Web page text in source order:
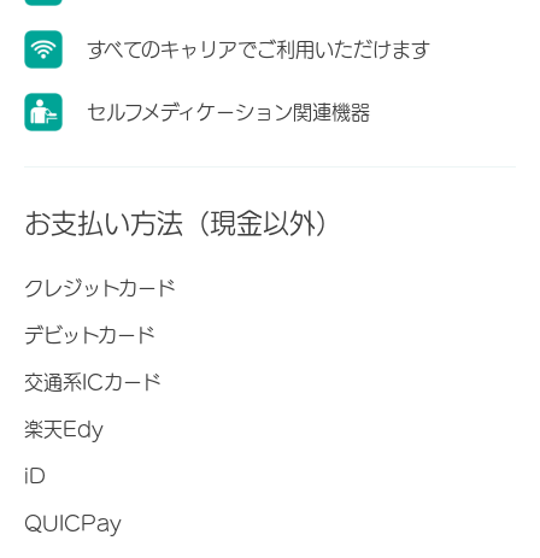
すべてのキャリアでご利用いただけます
セルフメディケーション関連機器
お支払い方法（現金以外）
クレジットカード
デビットカード
交通系ICカード
楽天Edy
iD
QUICPay